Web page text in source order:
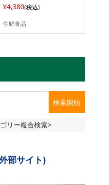
¥4,380(税込)
生鮮食品
リー複合検索>
部サイト)